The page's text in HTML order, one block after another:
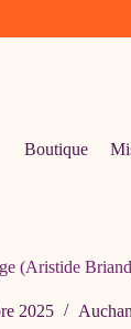
Boutique
(Aristide
2025 Auchan